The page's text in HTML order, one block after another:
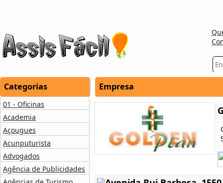
Categorias
01 - Oficinas
Academia
Açougues
Acunputurista
Advogados
Agência de Publicidades
Empresa